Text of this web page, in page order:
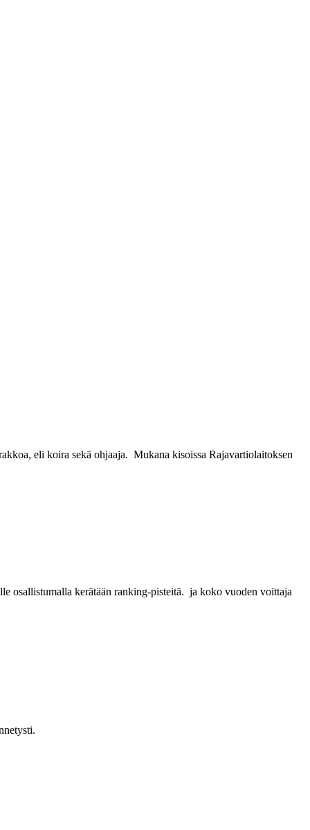
eli koira sekä ohjaaja. Mukana kisoissa Rajavartiolaitoksen
osallistumalla kerätään ranking-pisteitä. ja koko vuoden voittaja